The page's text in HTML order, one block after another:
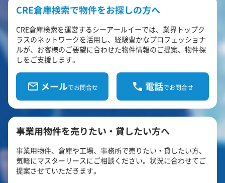
CRE倉庫検索で物件をお探しの方へ
CRE倉庫検索を運営するシーアールイーでは、業界トップク
ラスのネットワークを活用し、経験豊かなプロフェッショナ
ルが、お客様のご要望に合わせた物件情報のご提案、物件探
しをご支援します。
メールでお問合せ 電話でお問合せ
事業用物件を売りたい・貸したい方へ
事業用物件、倉庫や工場、事務所で売りたい・貸したい方、
気軽にマスターリースにご相談ください。状況に合わせてご
提案させていただきます。